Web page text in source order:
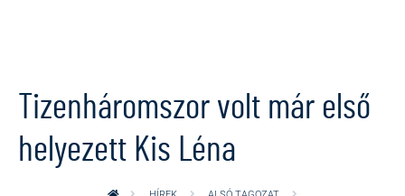
Tizenháromszor volt már első
helyezett Kis Léna